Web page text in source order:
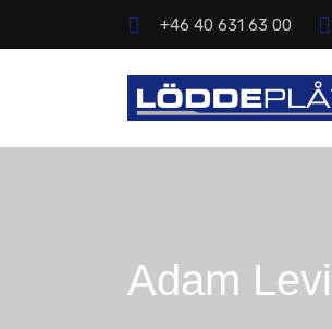
+46 40 631 63 00
Adam